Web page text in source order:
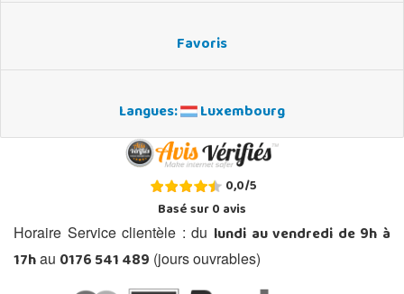
Favoris
Langues: Luxembourg
0,0/5
Basé sur0avis
Horaire Service clientèle : du lundi au vendredi de 9h à
17hau 0176 541 489 (jours ouvrables)